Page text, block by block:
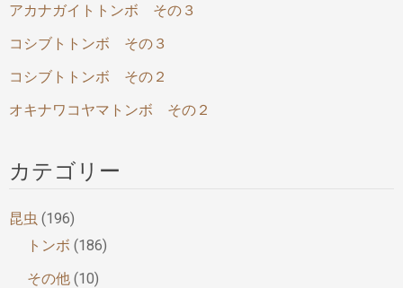
アカナガイトトンボ その３
コシブトトンボ その３
コシブトトンボ その２
オキナワコヤマトンボ その２
カテゴリー
昆虫 (196)
トンボ (186)
その他 (10)